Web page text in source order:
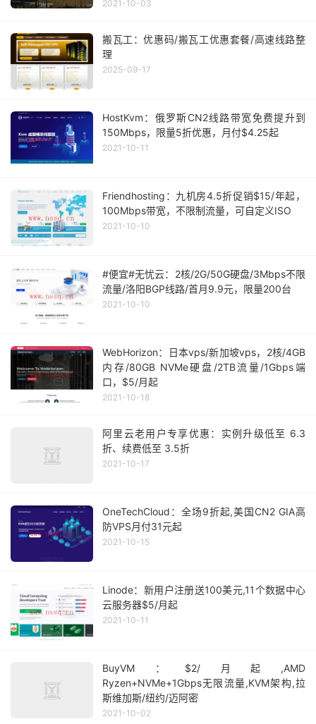
2021-10-03
搬瓦工：优惠码/搬瓦工优惠套餐/高速线路整
理
2025-09-17
HostKvm：俄罗斯CN2线路带宽免费提升到
150Mbps，限量5折优惠，月付$4.25起
2021-10-11
Friendhosting：九机房4.5折促销$15/年起，
100Mbps带宽，不限制流量，可自定义ISO
2021-10-10
#便宜#无忧云：2核/2G/50G硬盘/3Mbps不限
流量/洛阳BGP线路/首月9.9元，限量200台
2021-10-10
WebHorizon：日本vps/新加坡vps，2核/4GB
内存/80GB NVMe硬盘/2TB流量/1Gbps端
口，$5/月起
2021-10-18
阿里云老用户专享优惠：实例升级低至 6.3
折、续费低至 3.5折
2021-10-17
OneTechCloud：全场9折起,美国CN2 GIA高
防VPS月付31元起
2021-10-15
Linode：新用户注册送100美元,11个数据中心
云服务器$5/月起
2021-10-11
BuyVM：$2/月起,AMD
Ryzen+NVMe+1Gbps无限流量,KVM架构,拉
斯维加斯/纽约/迈阿密
2021-10-02